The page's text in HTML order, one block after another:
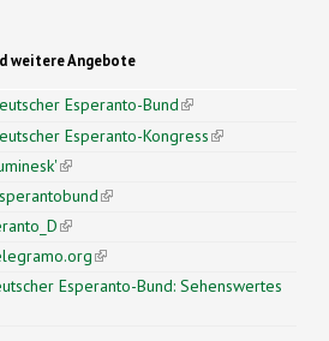
weitere Angebote
Esperanto-Bund(link is
external)
Esperanto-Kongress(link is
(link is external)
(link is external)
(link is external)
(link is external)
Esperanto-Bund: Sehenswertes